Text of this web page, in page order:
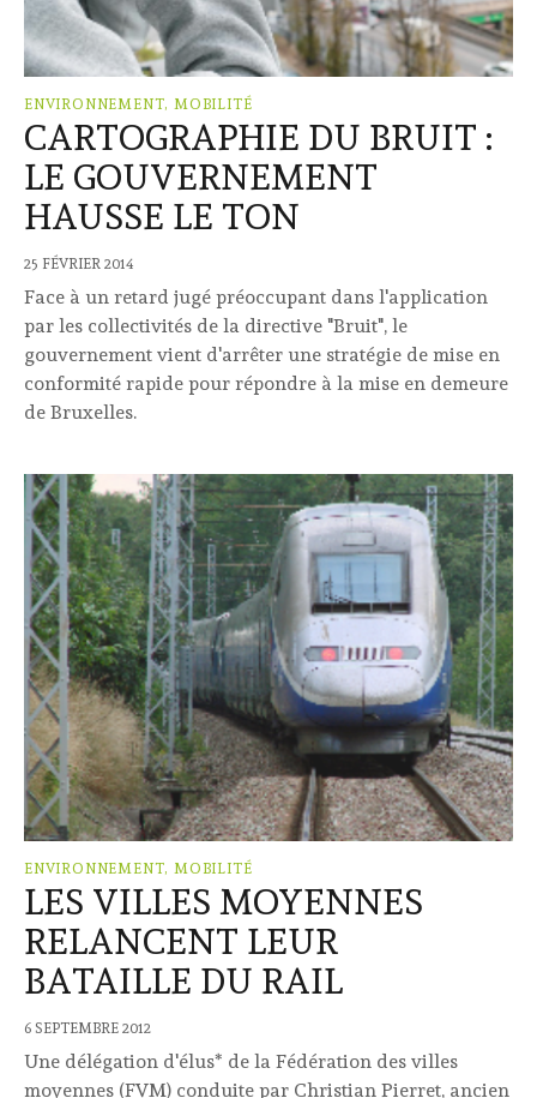
ENVIRONNEMENT, MOBILITÉ
CARTOGRAPHIE DU BRUIT :
LE GOUVERNEMENT
HAUSSE LE TON
25 FÉVRIER 2014
Face à un retard jugé préoccupant dans l'application
par les collectivités de la directive "Bruit", le
gouvernement vient d'arrêter une stratégie de mise en
conformité rapide pour répondre à la mise en demeure
de Bruxelles.
ENVIRONNEMENT, MOBILITÉ
LES VILLES MOYENNES
RELANCENT LEUR
BATAILLE DU RAIL
6 SEPTEMBRE 2012
Une délégation d'élus* de la Fédération des villes
moyennes (FVM) conduite par Christian Pierret, ancien